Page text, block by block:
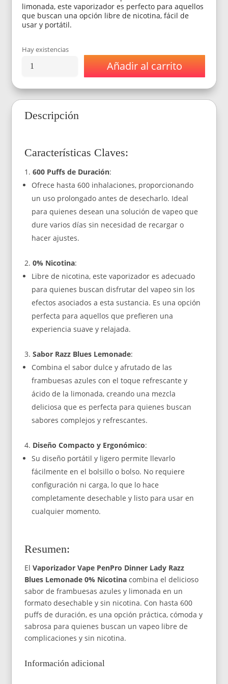
limonada, este vaporizador es perfecto para aquellos
que buscan una opción libre de nicotina, fácil de
usar y portátil.
Hay existencias
Vaporizador
PenPro
Dinner
Razz
NIC
Puffs
Añadir al carrito
Descripción
Características Claves:
600 Puffs de Duración:
Ofrece hasta 600 inhalaciones, proporcionando
un uso prolongado antes de desecharlo. Ideal
para quienes desean una solución de vapeo que
dure varios días sin necesidad de recargar o
hacer ajustes.
0% Nicotina:
Libre de nicotina, este vaporizador es adecuado
para quienes buscan disfrutar del vapeo sin los
efectos asociados a esta sustancia. Es una opción
perfecta para aquellos que prefieren una
experiencia suave y relajada.
Sabor Razz Blues Lemonade:
Combina el sabor dulce y afrutado de las
frambuesas azules con el toque refrescante y
ácido de la limonada, creando una mezcla
deliciosa que es perfecta para quienes buscan
sabores complejos y refrescantes.
Diseño Compacto y Ergonómico:
Su diseño portátil y ligero permite llevarlo
fácilmente en el bolsillo o bolso. No requiere
configuración ni carga, lo que lo hace
completamente desechable y listo para usar en
cualquier momento.
Resumen:
ElVaporizador Vape PenPro Dinner Lady Razz
Blues Lemonade 0% Nicotina combina el delicioso
sabor de frambuesas azules y limonada en un
formato desechable y sin nicotina. Con hasta 600
puffs de duración, es una opción práctica, cómoda y
sabrosa para quienes buscan un vapeo libre de
complicaciones y sin nicotina.
Información adicional